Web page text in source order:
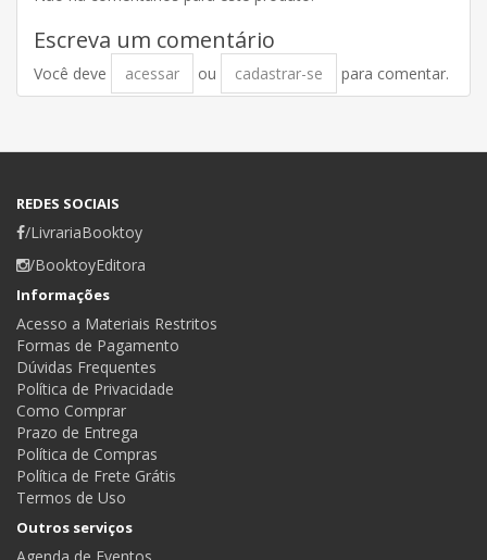
Escreva um comentário
Você deve acessar ou cadastrar-se para comentar.
REDES SOCIAIS
/LivrariaBooktoy
/BooktoyEditora
Informações
Acesso a Materiais Restritos
Formas de Pagamento
Dúvidas Frequentes
Política de Privacidade
Como Comprar
Prazo de Entrega
Política de Compras
Política de Frete Grátis
Termos de Uso
Outros serviços